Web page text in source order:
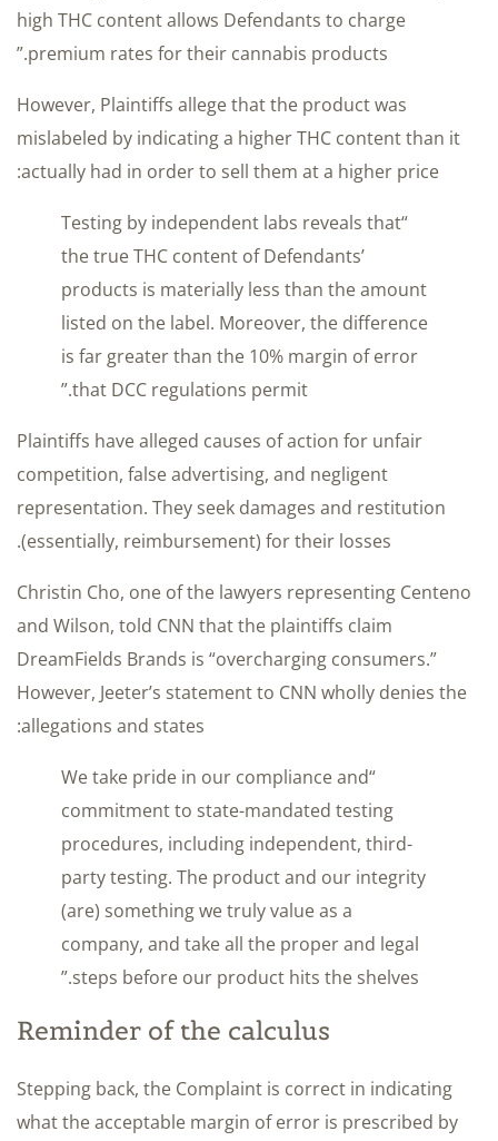
high THC content allows Defendants to charge
premium rates for their cannabis products.”
However, Plaintiffs allege that the product was
mislabeled by indicating a higher THC content than it
actually had in order to sell them at a higher price:
“Testing by independent labs reveals that
the true THC content of Defendants’
products is materially less than the amount
listed on the label. Moreover, the difference
is far greater than the 10% margin of error
that DCC regulations permit.”
Plaintiffs have alleged causes of action for unfair
competition, false advertising, and negligent
representation. They seek damages and restitution
(essentially, reimbursement) for their losses.
Christin Cho, one of the lawyers representing Centeno
and Wilson, told CNN that the plaintiffs claim
DreamFields Brands is “overcharging consumers.”
However, Jeeter’s statement to CNN wholly denies the
allegations and states:
“We take pride in our compliance and
commitment to state-mandated testing
procedures, including independent, third-
party testing. The product and our integrity
(are) something we truly value as a
company, and take all the proper and legal
steps before our product hits the shelves.”
Reminder of the calculus
Stepping back, the Complaint is correct in indicating
what the acceptable margin of error is prescribed by